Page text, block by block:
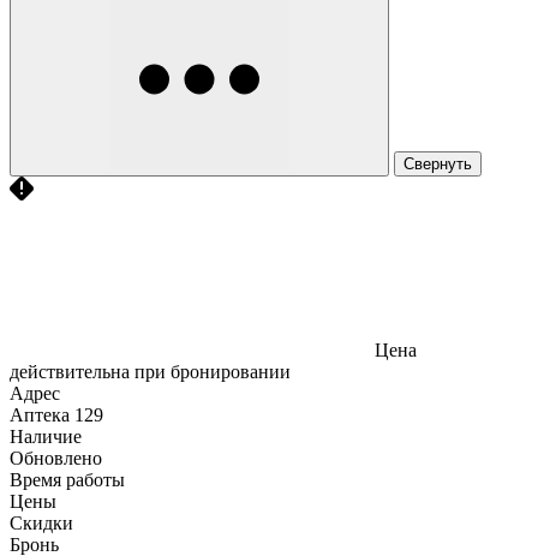
Свернуть
Цена
действительна при бронировании
Адрес
Аптека 129
Наличие
Обновлено
Время работы
Цены
Скидки
Бронь